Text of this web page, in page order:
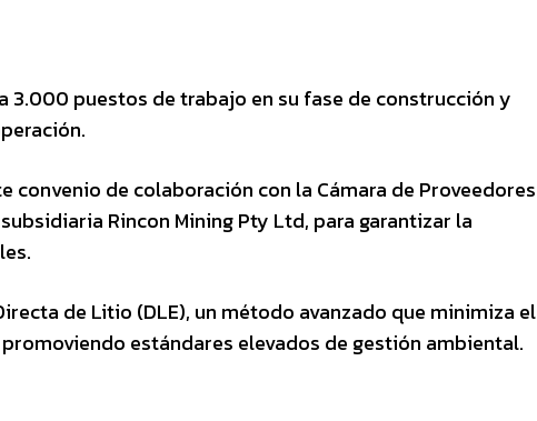
3.000 puestos de trabajo en su fase de construcción y
convenio de colaboración con la Cámara de Proveedores
Rincon Mining Pty Ltd, para garantizar la
de Litio (DLE), un método avanzado que minimiza el
estándares elevados de gestión ambiental.